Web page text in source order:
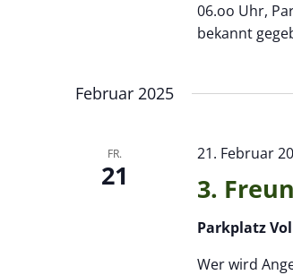
06.oo Uhr,
bekannt
Februar 2025
FR.
21 3.
21. Februar
Parkplatz
Wer wird